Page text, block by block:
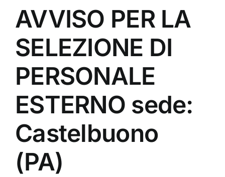
AVVISO PER LA
SELEZIONE DI
PERSONALE
ESTERNO sede:
Castelbuono
(PA)